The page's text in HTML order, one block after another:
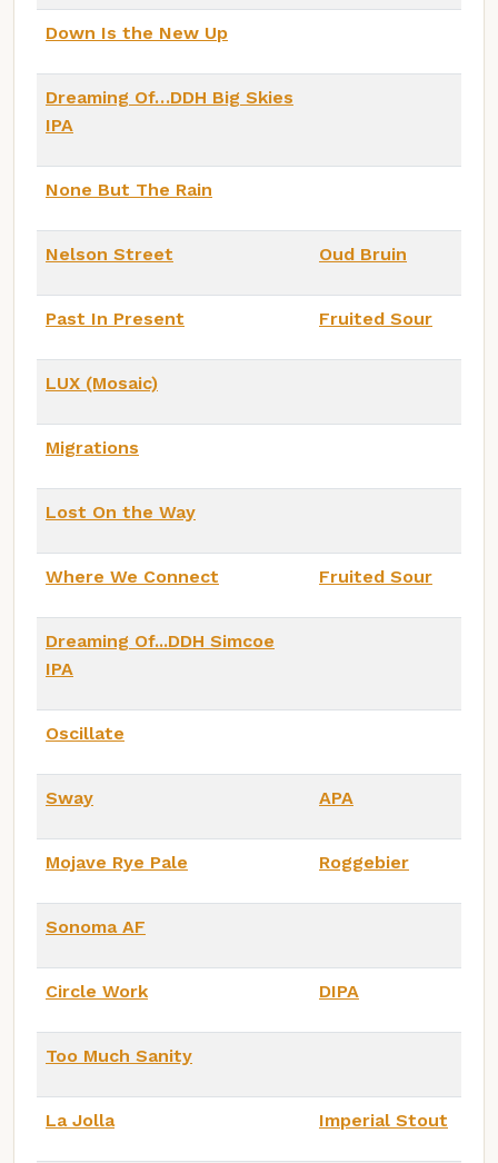
Down Is the New Up
Dreaming Of…DDH Big Skies
IPA
None But The Rain
Nelson Street Oud Bruin
Past In Present Fruited Sour
LUX (Mosaic)
Migrations
Lost On the Way
Where We Connect Fruited Sour
Dreaming Of...DDH Simcoe
IPA
Oscillate
Sway APA
Mojave Rye Pale Roggebier
Sonoma AF
Circle Work DIPA
Too Much Sanity
La Jolla Imperial Stout